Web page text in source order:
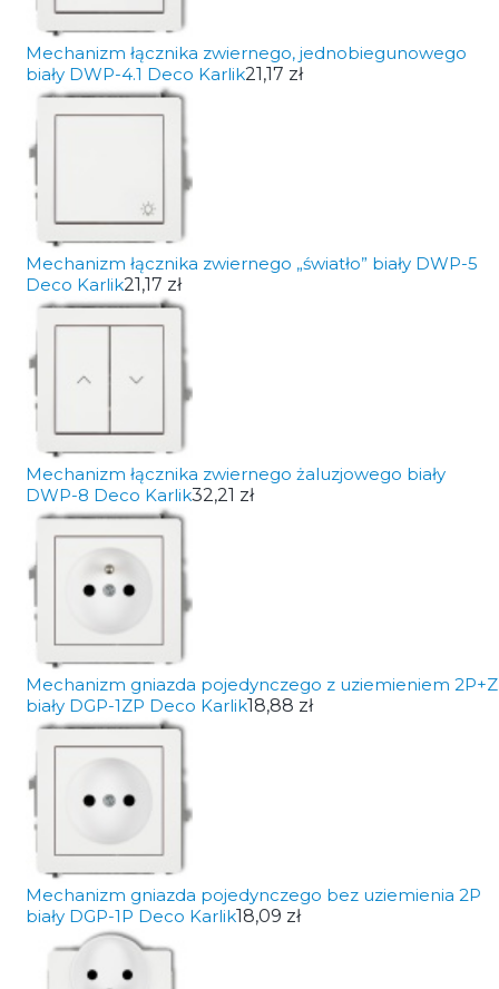
Mechanizm łącznika zwiernego, jednobiegunowego
biały DWP-4.1 Deco Karlik21,17 zł
Mechanizm łącznika zwiernego „światło” biały DWP-5
Deco Karlik21,17 zł
Mechanizm łącznika zwiernego żaluzjowego biały
DWP-8 Deco Karlik32,21 zł
Mechanizm gniazda pojedynczego z uziemieniem 2P+Z
biały DGP-1ZP Deco Karlik18,88 zł
Mechanizm gniazda pojedynczego bez uziemienia 2P
biały DGP-1P Deco Karlik18,09 zł